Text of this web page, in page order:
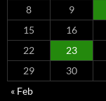
8
9
15
16
22
23
29
30
« Feb